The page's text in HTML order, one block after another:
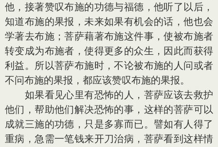
他，接著赞叹布施的功德与福德，他听了以后，
知道布施的果报，未来如果有机会的话，他也会
学著去布施；菩萨藉著布施这件事，使被布施者
转变成为布施者，使得更多的众生，因此而获得
利益。所以菩萨布施时，不论被布施的人问或者
不问布施的果报，都应该赞叹布施的果报。
如果看见心里有恐怖的人，菩萨应该去救护
他们，帮助他们解决恐怖的事，这样的菩萨可以
成就三施的功德，只是多寡而已。譬如有人得了
重病，急需一笔钱来开刀治病，菩萨看到这样情